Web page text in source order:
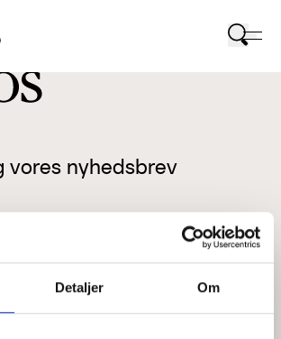
Detaljer Om
vores nyhedsbrev